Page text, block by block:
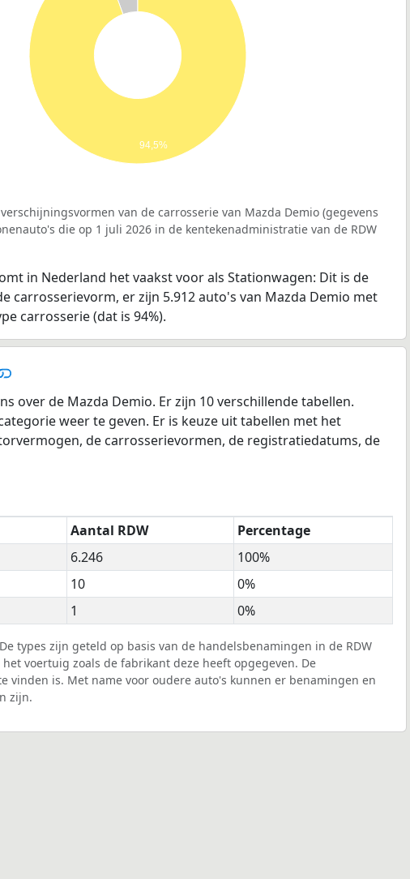
94,5%
van de carrosserie van Mazda Demio (gegevens
die op 1 juli 2026 in de kentekenadministratie van de RDW
in Nederland het vaakst voor als Stationwagen: Dit is de
carrosserievorm, er zijn 5.912 auto's van Mazda Demio met
carrosserie (dat is 94%).
over de Mazda Demio. Er zijn 10 verschillende tabellen.
weer te geven. Er is keuze uit tabellen met het
de carrosserievormen, de registratiedatums, de
Aantal RDW
Percentage
6.246
100%
10
0%
1 0%
types zijn geteld op basis van de handelsbenamingen in de RDW
voertuig zoals de fabrikant deze heeft opgegeven. De
is. Met name voor oudere auto's kunnen er benamingen en
zijn.